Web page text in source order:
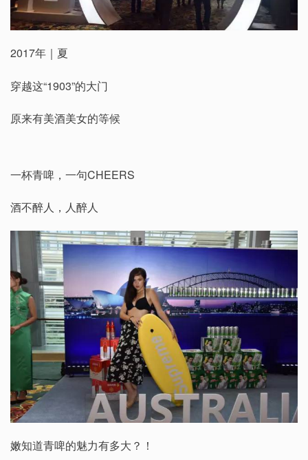
2017年｜夏
穿越这“1903”的大门
原来有美酒美女的等候
一杯青啤，一句CHEERS
酒不醉人，人醉人
嫩知道青啤的魅力有多大？！